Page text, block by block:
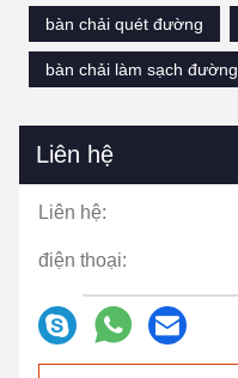
bàn chải quét đường
bàn chải làm sạch đường
Liên hệ
Liên hệ:
điện thoại: